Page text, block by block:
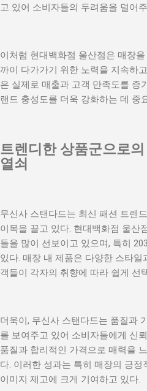
고 있어 소비자들의 두려움을 덜어
이처럼 현대백화점 울산점은 매장
까이 다가가기 위한 노력을 지속하
은 실제로 매출과 고객 만족도를 증
랜드 충성도를 더욱 강화하는 데 중
트렌디한 상품군으로
열쇠
무신사 스탠다드는 최신 패션 트렌
이목을 끌고 있다. 현대백화점 울산
들을 많이 선보이고 있으며, 특히
있다. 매장 내 제품은 다양한 스타
객들이 각자의 취향에 따라 쉽게 선
더욱이, 무신사 스탠다드는 품질과
를 보여주고 있어 소비자들에게 신
품질과 합리적인 가격으로 매력을
다. 이러한 성과는 특히 매장의 긍
이미지 제고에 크게 기여하고 있다.